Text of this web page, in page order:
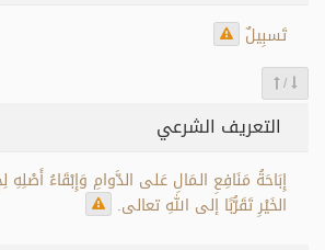
تَسبِيلٌ
/
التعريف الشرعي
إِبَاحَةُ مَنَافِعِ الـمَالِ عَلى الدَّوامِ وَإِبْقَاءُ
الخَيْرِ تَقَرُّبًا إلى اللهِ تعالى.